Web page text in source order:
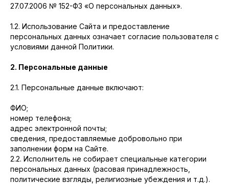
27.07.2006 № 152-ФЗ «О персональных данных».
1.2. Использование Сайта и предоставление
персональных данных означает согласие пользователя с
условиями данной Политики.
2. Персональные данные
2.1. Персональные данные включают:
ФИО;
номер телефона;
адрес электронной почты;
сведения, предоставляемые добровольно при
заполнении форм на Сайте.
2.2. Исполнитель не собирает специальные категории
персональных данных (расовая принадлежность,
политические взгляды, религиозные убеждения и т.д.).